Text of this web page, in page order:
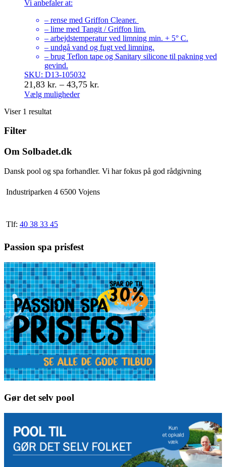
Vi anbefaler at:
– rense med Griffon Cleaner.
– lime med Tangit / Griffon lim.
– arbejdstemperatur ved limning min. + 5° C.
– undgå vand og fugt ved limning.
– brug Teflon tape og Sanitary silicone til pakning ved
gevind.
SKU: D13-105032
21,83 kr. – 43,75 kr.
Vælg muligheder
vare
flere
Mulighederne
kan
vælges
på
Viser 1 resultat
Filter
Om Solbadet.dk
Dansk pool og spa forhandler. Vi har fokus på god rådgivning
Industriparken 4 6500 Vojens
Tlf: 40 38 33 45
Passion spa prisfest
Gør det selv pool